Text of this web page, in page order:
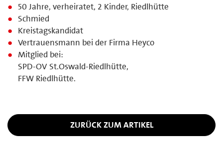
50 Jahre, verheiratet, 2 Kinder, Riedlhütte
Schmied
Kreistagskandidat
Vertrauensmann bei der Firma Heyco
Mitglied bei:
SPD-OV St.Oswald-Riedlhütte,
FFW Riedlhütte.
ZURÜCK ZUM ARTIKEL